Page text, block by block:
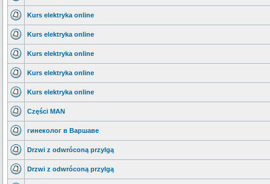
Kurs elektryka online
Kurs elektryka online
Kurs elektryka online
Kurs elektryka online
Kurs elektryka online
Części MAN
гинеколог в Варшаве
Drzwi z odwróconą przylgą
Drzwi z odwróconą przylgą